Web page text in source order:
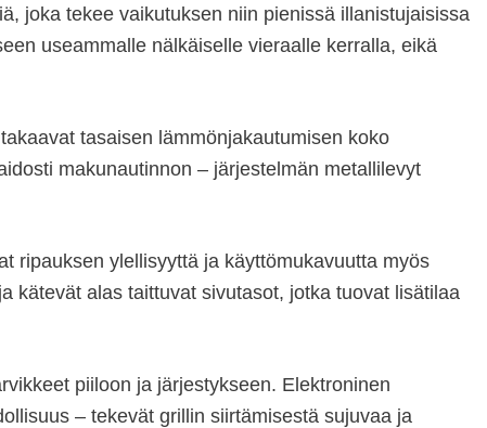
joka tekee vaikutuksen niin pienissä illanistujaisissa
useammalle nälkäiselle vieraalle kerralla, eikä
tasaisen lämmönjakautumisen koko
makunautinnon – järjestelmän metallilevyt
ripauksen ylellisyyttä ja käyttömukavuutta myös
kätevät alas taittuvat sivutasot, jotka tuovat lisätilaa
piiloon ja järjestykseen. Elektroninen
– tekevät grillin siirtämisestä sujuvaa ja